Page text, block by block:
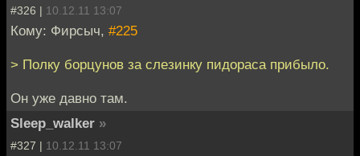
#326 | 10.12.11 13:07
Кому: Фирсыч, #225
> Полку борцунов за слезинку пидораса прибыло.
Он уже давно там.
Sleep_walker »
#327 | 10.12.11 13:07